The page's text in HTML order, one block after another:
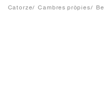
Catorze/ Cambres pròpies/